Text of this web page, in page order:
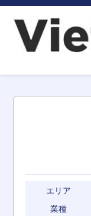
ホーム» M&A案件»
エリア
業種